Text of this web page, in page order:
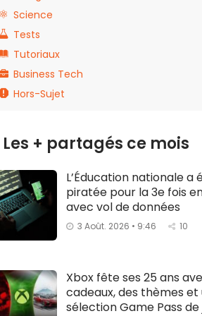
Science
Tests
Tutoriaux
Business Tech
Hors-Sujet
Les + partagés ce mois
L’Éducation nationale a
piratée pour la 3e fois
avec vol de données
3 Août. 2026 • 9:46 10
Xbox fête ses 25 ans
cadeaux, des thèmes et
sélection Game Pass de